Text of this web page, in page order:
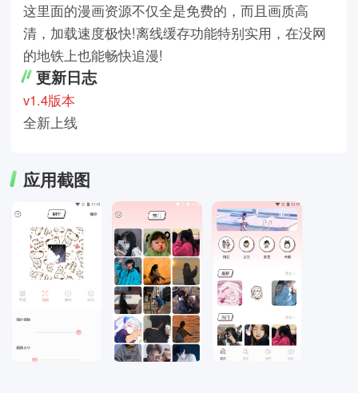
这里面的漫画资源不仅全是免费的，而且画质高
清，加载速度极快!离线缓存功能特别实用，在没网
的地铁上也能畅快追漫!
更新日志
v1.4版本
全新上线
应用截图